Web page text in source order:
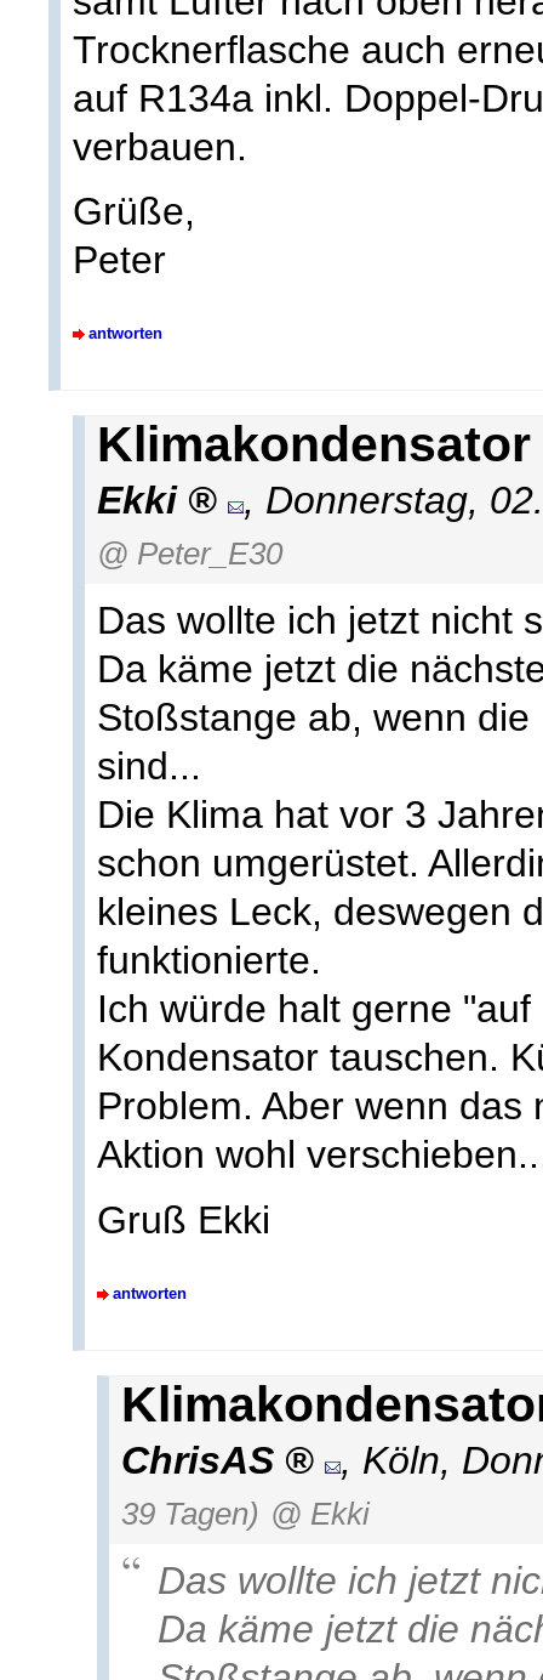
Trocknerflasche auch
auf R134a inkl. Doppel-
verbauen.
Grüße,
Peter
antworten
Ekki , Donnerstag,
@ Peter_E30
Das wollte ich jetzt nicht
Da käme jetzt die
Stoßstange ab, wenn
sind...
Die Klima hat vor 3
schon umgerüstet.
kleines Leck, deswegen
funktionierte.
Ich würde halt gerne
Kondensator tauschen.
Problem. Aber wenn
Aktion wohl
Gruß Ekki
antworten
ChrisAS , Köln,
39 Tagen) @ Ekki
Das wollte ich jetzt
Da käme jetzt die